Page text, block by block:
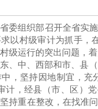
委组织部召开全省实
以村级审计为抓手，
级运行的突出问题，
、中、西部和市、县
中，坚持因地制宜，
计，经县（市、区）
持重在整改，在找准